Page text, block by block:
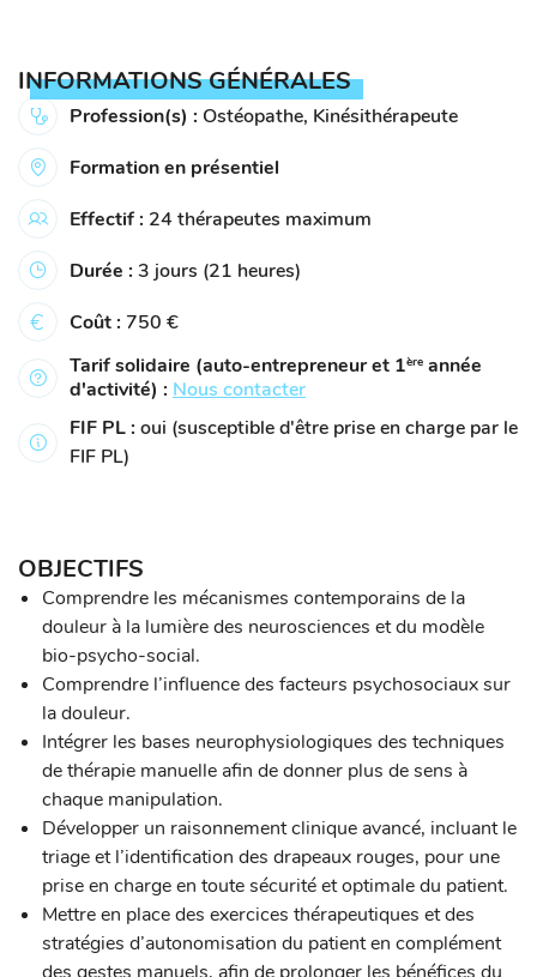
INFORMATIONS GÉNÉRALES
Profession(s) : Ostéopathe, Kinésithérapeute
Formation en présentiel
Effectif : 24 thérapeutes maximum
Durée : 3 jours (21 heures)
Coût : 750 €
Tarif solidaire (auto-entrepreneur et 1ère année
d'activité) : Nous contacter
FIF PL : oui (susceptible d'être prise en charge par le
FIF PL)
OBJECTIFS
Comprendre les mécanismes contemporains de la
douleur à la lumière des neurosciences et du modèle
bio-psycho-social.
Comprendre l’influence des facteurs psychosociaux sur
la douleur.
Intégrer les bases neurophysiologiques des techniques
de thérapie manuelle afin de donner plus de sens à
chaque manipulation.
Développer un raisonnement clinique avancé, incluant le
triage et l’identification des drapeaux rouges, pour une
prise en charge en toute sécurité et optimale du patient.
Mettre en place des exercices thérapeutiques et des
stratégies d’autonomisation du patient en complément